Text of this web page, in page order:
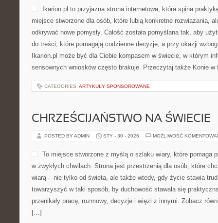
Ikarion.pl to przyjazna strona internetowa, która spina
miejsce stworzone dla osób, które lubią konkretne rozwiązania,
odkrywać nowe pomysły. Całość została pomyślana tak, aby
do treści, które pomagają codzienne decyzje, a przy okazji
Ikarion.pl może być dla Ciebie kompasem w świecie, w którym
sensownych wniosków często brakuje. Przeczytaj także Konie
CATEGORIES: ARTYKUŁY SPONSOROWANE
CHRZEŚCIJAŃSTWO NA ŚWIECIE
POSTED BY ADMIN STY - 30 - 2026 MOŻLIWOŚĆ
To miejsce stworzone z myślą o szlaku wiary, które pomaga
w zwykłych chwilach. Strona jest przestrzenią dla osób, które
wiarą – nie tylko od święta, ale także wtedy, gdy życie stawia
towarzyszyć w taki sposób, by duchowość stawała się
przenikały pracę, rozmowy, decyzje i więzi z innymi. Zobacz
[…]